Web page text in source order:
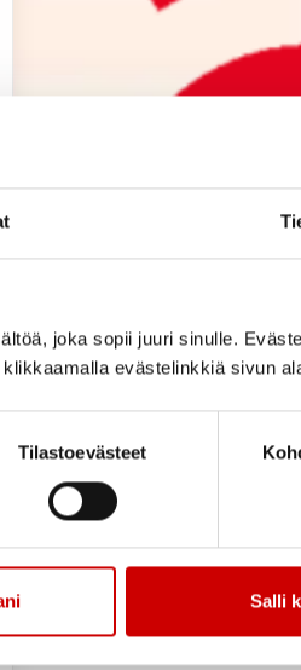
joka sopii juuri sinulle.
evästelinkkiä sivun
Tilastoevästeet
Salli